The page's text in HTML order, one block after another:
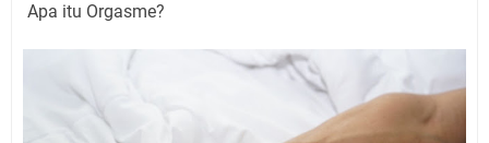
Apa itu Orgasme?